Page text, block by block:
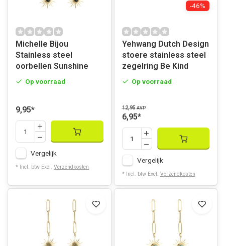
Michelle Bijou
Stainless steel
oorbellen Sunshine
Op voorraad
9,95*
Vergelijk
* Incl. btw Excl. Verzendkosten
-46%
Yehwang Dutch Design
stoere stainless steel
zegelring Be Kind
Op voorraad
12,95 AVP
6,95*
Vergelijk
* Incl. btw Excl. Verzendkosten